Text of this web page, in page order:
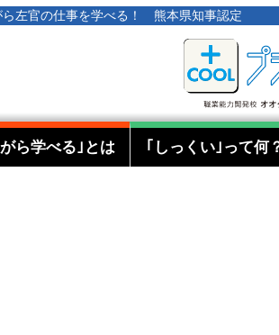
ら左官の仕事を学べる！ 熊本県知事認定
ら学べる｣とは ｢しっくい｣って何